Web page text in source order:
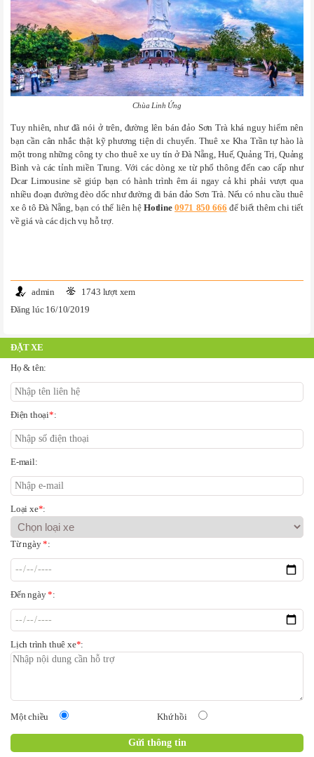
Chùa Linh Ứng
Tuy nhiên, như đã nói ở trên, đường lên bán đảo Sơn Trà khá nguy hiểm nên
bạn cần cân nhắc thật kỹ phương tiện di chuyển. Thuê xe Kha Trần tự hào là
một trong những công ty cho thuê xe uy tín ở Đà Nẵng, Huế, Quảng Trị, Quảng
Bình và các tỉnh miền Trung. Với các dòng xe từ phổ thông đến cao cấp như
Dcar Limousine sẽ giúp bạn có hành trình êm ái ngay cả khi phải vượt qua
nhiều đoạn đường đèo dốc như đường đi bán đảo Sơn Trà. Nếu có nhu cầu thuê
xe ô tô Đà Nẵng, bạn có thể liên hệHotline0971 850 666 để biết thêm chi tiết
về giá và các dịch vụ hỗ trợ.
admin
1743 lượt xem
Đăng lúc 16/10/2019
ĐẶT XE
Họ & tên:
Điện thoại*:
E-mail:
Loại xe*:
Từ ngày*:
Đến ngày*:
Lịch trình thuê xe*:
Một chiều Khứ hồi